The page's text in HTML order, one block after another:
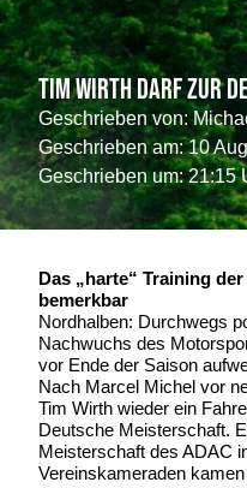
Tim Wirth darf zur
Geschrieben von:
Geschrieben am: 10
Geschrieben um: 21:15
Das „harte“ Training
bemerkbar
Nordhalben: Durchwegs
Nachwuchs des
vor Ende der Saison
Nach Marcel Michel vor
Tim Wirth wieder ein
Deutsche Meisterschaft.
Meisterschaft des ADAC
Vereinskameraden